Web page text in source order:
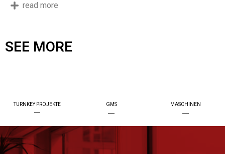
read more
SEE MORE
TURNKEY PROJEKTE GMS MASCHINEN